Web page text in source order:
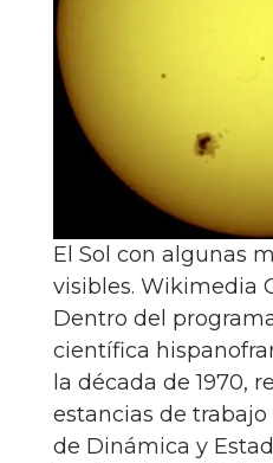
El Sol con algunas
visibles. Wikimedia
Dentro del
científica
la década de 1970,
estancias de
de Dinámica y